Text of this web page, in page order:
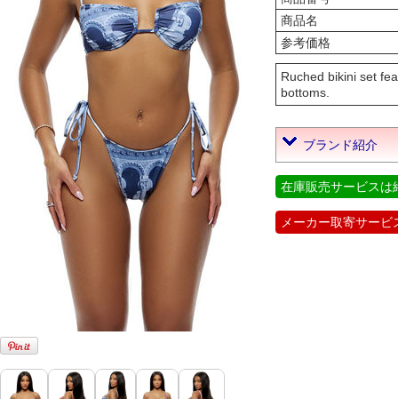
商品名
参考価格
Ruched bikini set
bottoms.
ブランド紹介
在庫販売サービスは
メーカー取寄サー